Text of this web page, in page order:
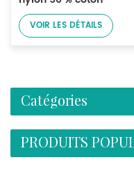
VOIR LES DÉTAILS
Catégories
PRODUITS